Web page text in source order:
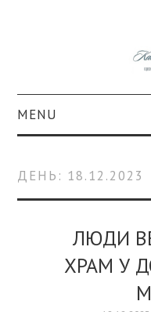
MENU
КОЛЛЕКЦИИ
#КАСДОМ
КУЛЬТУРА
ДЕНЬ: 18.12.2023
ЛЮДИ
ХРАМ У